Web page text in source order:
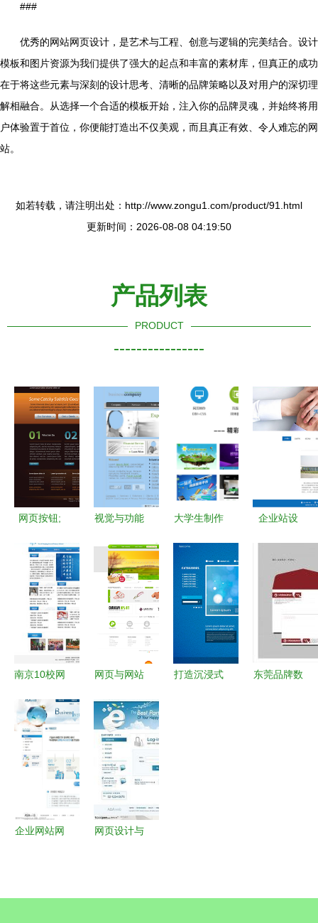
###
优秀的网站网页设计，是艺术与工程、创意与逻辑的完美结合。设计
模板和图片资源为我们提供了强大的起点和丰富的素材库，但真正的成功
在于将这些元素与深刻的设计思考、清晰的品牌策略以及对用户的深切理
解相融合。从选择一个合适的模板开始，注入你的品牌灵魂，并始终将用
户体验置于首位，你便能打造出不仅美观，而且真正有效、令人难忘的网
站。
如若转载，请注明出处：http://www.zongu1.com/product/91.html
更新时间：2026-08-08 04:19:50
产品列表
PRODUCT
----------------
网页按钮;
视觉与功能
意网页设计
图片的核心
价值
大学生制作
计 作业必
备素材 个
人网站 dw
简单网页成
企业站设
业官
网|WZwin
南京10校网
造卓越的网
站与网页体
验
网页与网站
户需求到视
觉呈现的艺
术与科学
打造沉浸式
东莞品牌数
企业网站网
网页设计与